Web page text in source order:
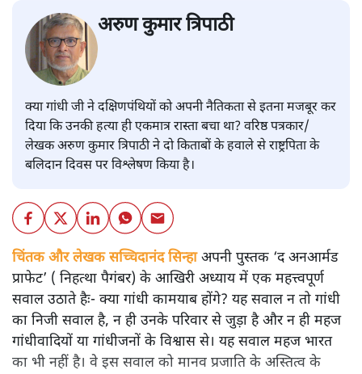
अरुण कुमार त्रिपाठी
क्या गांधी जी ने दक्षिणपंथियों को अपनी नैतिकता से इतना मजबूर कर
दिया कि उनकी हत्या ही एकमात्र रास्ता बचा था? वरिष्ठ पत्रकार/
लेखक अरुण कुमार त्रिपाठी ने दो किताबों के हवाले से राष्ट्रपिता के
बलिदान दिवस पर विश्लेषण किया है।
चिंतक और लेखक सच्चिदानंद सिन्हाअपनी पुस्तक ‘द अनआर्मड
प्राफेट’ ( निहत्था पैगंबर) के आखिरी अध्याय में एक महत्त्वपूर्ण
सवाल उठाते हैः- क्या गांधी कामयाब होंगे? यह सवाल न तो गांधी
का निजी सवाल है, न ही उनके परिवार से जुड़ा है और न ही महज
गांधीवादियों या गांधीजनों के विश्वास से। यह सवाल महज भारत
का भी नहीं है। वे इस सवाल को मानव प्रजाति के अस्तित्व के